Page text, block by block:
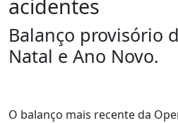
acidentes
Balanço provisório
Natal e Ano Novo.
O balanço mais recente da